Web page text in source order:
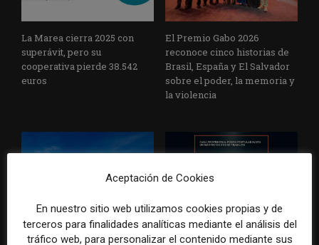
La Marea cierra 2025 con
superávit, pero su
cooperativa pierde 38.542
euros
El Premio Gabo 2026
reconoce cinco historias de
Brasil, España y El Salvador
sobre el poder, la memoria y
la violencia
Radio Televisión Madrid
establece un sistema de
ADEPA crea un premio
especial para la mejor
Aceptación de Cookies
En nuestro sitio web utilizamos cookies propias y de
terceros para finalidades analíticas mediante el análisis del
tráfico web, para personalizar el contenido mediante sus